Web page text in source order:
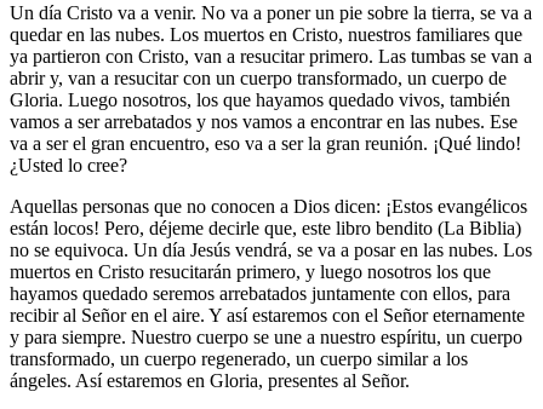
Un día Cristo va a venir. No va a poner un pie sobre la tierra, se va a
quedar en las nubes. Los muertos en Cristo, nuestros familiares que
ya partieron con Cristo, van a resucitar primero. Las tumbas se van a
abrir y, van a resucitar con un cuerpo transformado, un cuerpo de
Gloria. Luego nosotros, los que hayamos quedado vivos, también
vamos a ser arrebatados y nos vamos a encontrar en las nubes. Ese
va a ser el gran encuentro, eso va a ser la gran reunión. ¡Qué lindo!
¿Usted lo cree?
Aquellas personas que no conocen a Dios dicen: ¡Estos evangélicos
están locos! Pero, déjeme decirle que, este libro bendito (La Biblia)
no se equivoca. Un día Jesús vendrá, se va a posar en las nubes. Los
muertos en Cristo resucitarán primero, y luego nosotros los que
hayamos quedado seremos arrebatados juntamente con ellos, para
recibir al Señor en el aire. Y así estaremos con el Señor eternamente
y para siempre. Nuestro cuerpo se une a nuestro espíritu, un cuerpo
transformado, un cuerpo regenerado, un cuerpo similar a los
ángeles. Así estaremos en Gloria, presentes al Señor.